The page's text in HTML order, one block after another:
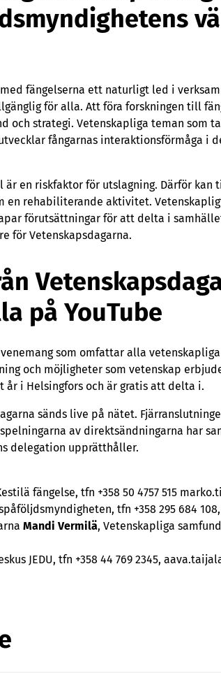
fängelserna ett naturligt led i
för alla. Att föra forskningen till
och strategi. Vetenskapliga teman som
fångarnas interaktionsförmåga i
en riskfaktor för utslagning. Därför kan
en rehabiliterande aktivitet.
förutsättningar för att delta i
för Vetenskapsdagarna.
på YouTube
som omfattar alla
och möjligheter som vetenskap
år i Helsingfors och är gratis att delta i.
sänds live på nätet.
av direktsändningarna har
delegation upprätthåller.
fängelse, tfn +358 50 4757 515
tfn +358 295 684
Mandi Vermilä, Vetenskapliga
JEDU, tfn +358 44 769 2345,